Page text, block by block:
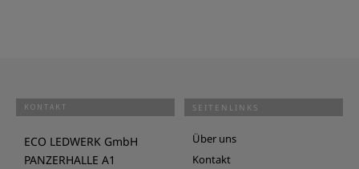
KONTAKT
ECO LEDWERK GmbH
PANZERHALLE A1
SEITENLINKS
Über uns
Kontakt